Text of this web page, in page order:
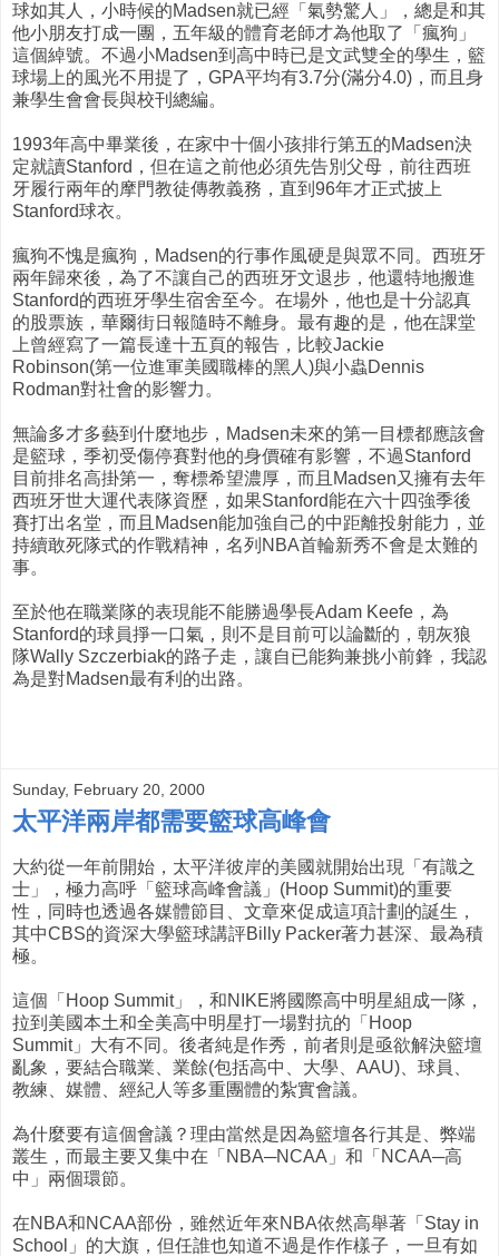
球如其人，小時候的Madsen就已經「氣勢驚人」，總是和其
他小朋友打成一團，五年級的體育老師才為他取了「瘋狗」
這個綽號。不過小Madsen到高中時已是文武雙全的學生，籃
球場上的風光不用提了，GPA平均有3.7分(滿分4.0)，而且身
兼學生會會長與校刊總編。
1993年高中畢業後，在家中十個小孩排行第五的Madsen決
定就讀Stanford，但在這之前他必須先告別父母，前往西班
牙履行兩年的摩門教徒傳教義務，直到96年才正式披上
Stanford球衣。
瘋狗不愧是瘋狗，Madsen的行事作風硬是與眾不同。西班牙
兩年歸來後，為了不讓自己的西班牙文退步，他還特地搬進
Stanford的西班牙學生宿舍至今。在場外，他也是十分認真
的股票族，華爾街日報隨時不離身。最有趣的是，他在課堂
上曾經寫了一篇長達十五頁的報告，比較Jackie
Robinson(第一位進軍美國職棒的黑人)與小蟲Dennis
Rodman對社會的影響力。
無論多才多藝到什麼地步，Madsen未來的第一目標都應該會
是籃球，季初受傷停賽對他的身價確有影響，不過Stanford
目前排名高掛第一，奪標希望濃厚，而且Madsen又擁有去年
西班牙世大運代表隊資歷，如果Stanford能在六十四強季後
賽打出名堂，而且Madsen能加強自己的中距離投射能力，並
持續敢死隊式的作戰精神，名列NBA首輪新秀不會是太難的
事。
至於他在職業隊的表現能不能勝過學長Adam Keefe，為
Stanford的球員掙一口氣，則不是目前可以論斷的，朝灰狼
隊Wally Szczerbiak的路子走，讓自已能夠兼挑小前鋒，我認
為是對Madsen最有利的出路。
Sunday, February 20, 2000
太平洋兩岸都需要籃球高峰會
大約從一年前開始，太平洋彼岸的美國就開始出現「有識之
士」，極力高呼「籃球高峰會議」(Hoop Summit)的重要
性，同時也透過各媒體節目、文章來促成這項計劃的誕生，
其中CBS的資深大學籃球講評Billy Packer著力甚深、最為積
極。
這個「Hoop Summit」，和NIKE將國際高中明星組成一隊，
拉到美國本土和全美高中明星打一場對抗的「Hoop
Summit」大有不同。後者純是作秀，前者則是亟欲解決籃壇
亂象，要結合職業、業餘(包括高中、大學、AAU)、球員、
教練、媒體、經紀人等多重團體的紮實會議。
為什麼要有這個會議？理由當然是因為籃壇各行其是、弊端
叢生，而最主要又集中在「NBA─NCAA」和「NCAA─高
中」兩個環節。
在NBA和NCAA部份，雖然近年來NBA依然高舉著「Stay in
School」的大旗，但任誰也知道不過是作作樣子，一旦有如